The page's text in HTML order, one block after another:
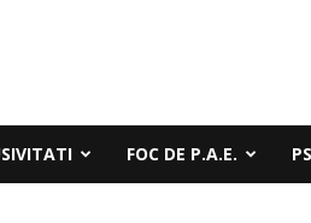
FOC DE P.A.E.